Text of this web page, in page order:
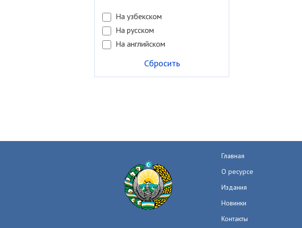
На узбекском
На русском
На английском
Сбросить
Главная
О ресурсе
Издания
Новинки
Контакты